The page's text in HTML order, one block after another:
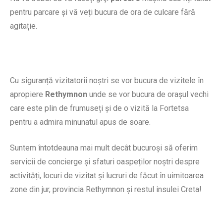
pentru parcare și vă veți bucura de ora de culcare fără
agitație.
Cu siguranță vizitatorii noștri se vor bucura de vizitele în
apropiere Rethymnon unde se vor bucura de orașul vechi
care este plin de frumuseți și de o vizită la Fortetsa
pentru a admira minunatul apus de soare.
Suntem întotdeauna mai mult decât bucuroși să oferim
servicii de concierge și sfaturi oaspeților noștri despre
activități, locuri de vizitat și lucruri de făcut în uimitoarea
zone din jur, provincia Rethymnon și restul insulei Creta!